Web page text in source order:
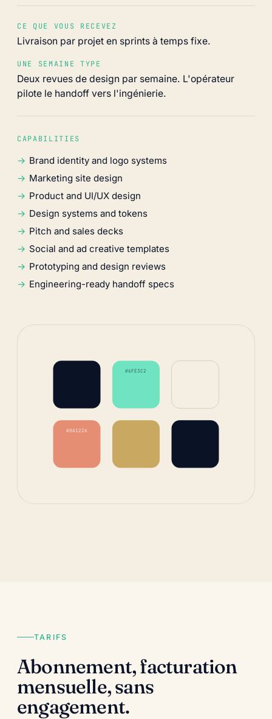
CE QUE VOUS RECEVEZ
Livraison par projet en sprints à temps fixe.
UNE SEMAINE TYPE
Deux revues de design par semaine. L'opérateur
pilote le handoff vers l'ingénierie.
CAPABILITIES
Brand identity and logo systems
Marketing site design
Product and UI/UX design
Design systems and tokens
Pitch and sales decks
Social and ad creative templates
Prototyping and design reviews
Engineering-ready handoff specs
#0A1226
#6FE3C2
TARIFS
Abonnement, facturation
mensuelle, sans
engagement.